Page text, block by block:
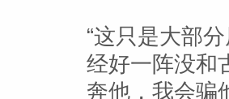
“这只是大部
经好一阵没和
奔他，我会骗